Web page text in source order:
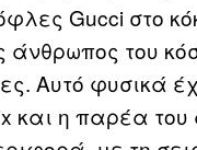
Gucci στο
άνθρωπος του
Αυτό φυσικά
και η παρέα